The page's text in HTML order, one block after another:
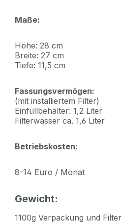
Maße:
Höhe: 28 cm
Breite: 27 cm
Tiefe: 11,5 cm
Fassungsvermögen:
(mit installiertem Filter)
Einfüllbehälter: 1,2 Liter
Filterwasser ca. 1,6 Liter
Betriebskosten:
8-14 Euro / Monat
Gewicht:
1100g Verpackung und Filter